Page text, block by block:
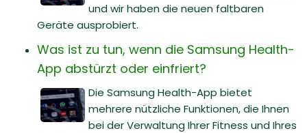
und wir haben die neuen faltbaren
Geräte ausprobiert.
Was ist zu tun, wenn die Samsung Health-
App abstürzt oder einfriert?
Die Samsung Health-App bietet
mehrere nützliche Funktionen, die Ihnen
bei der Verwaltung Ihrer Fitness und Ihres